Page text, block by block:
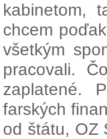
kabinetom,
chcem
všetkým
pracovali.
zaplatené.
farských
od štátu, OZ